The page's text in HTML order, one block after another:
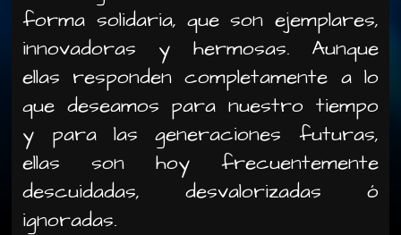
forma solidaria, que son ejemplares,
innovadoras y hermosas. Aunque
ellas responden completamente a lo
que deseamos para nuestro tiempo
y para las generaciones futuras,
ellas son hoy frecuentemente
descuidadas, desvalorizadas ó
ignoradas.